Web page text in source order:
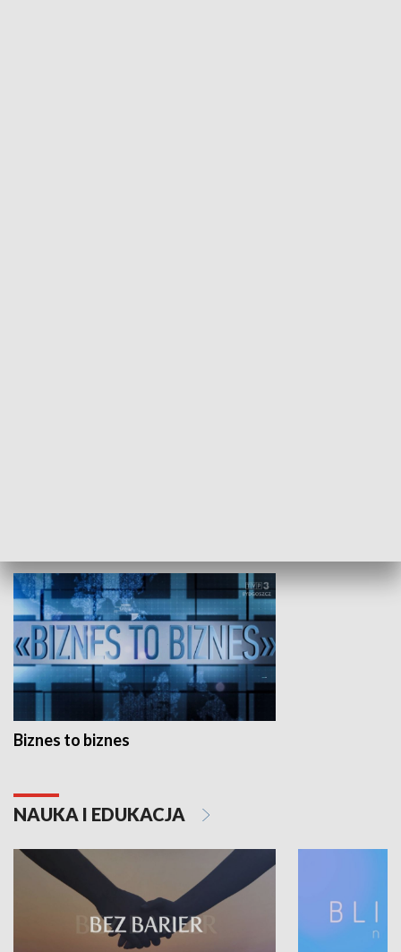
Biznes to biznes
NAUKA I EDUKACJA